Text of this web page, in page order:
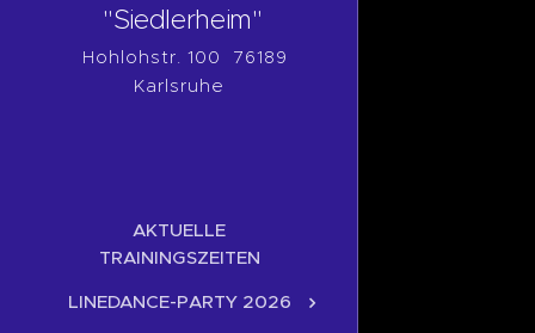
"Siedlerheim"
Hohlohstr. 100 76189
Karlsruhe
AKTUELLE
TRAININGSZEITEN
LINEDANCE-PARTY 2026